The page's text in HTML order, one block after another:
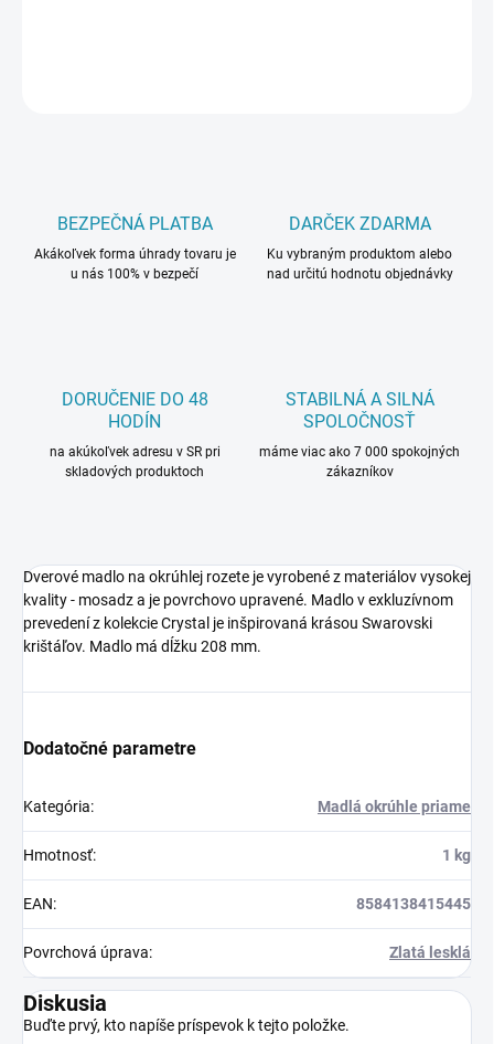
BEZPEČNÁ PLATBA
Akákoľvek forma úhrady tovaru je
u nás 100% v bezpečí
DARČEK ZDARMA
Ku vybraným produktom alebo
nad určitú hodnotu objednávky
DORUČENIE DO 48
HODÍN
na akúkoľvek adresu v SR pri
skladových produktoch
STABILNÁ A SILNÁ
SPOLOČNOSŤ
máme viac ako 7 000 spokojných
zákazníkov
Dverové madlo na okrúhlej rozete je vyrobené z materiálov vysokej
kvality - mosadz a je povrchovo upravené. Madlo v exkluzívnom
prevedení z kolekcie Crystal je inšpirovaná krásou Swarovski
krištáľov. Madlo má dĺžku 208 mm.
Dodatočné parametre
Kategória: Madlá okrúhle priame
Hmotnosť: 1 kg
EAN: 8584138415445
Povrchová úprava: Zlatá lesklá
Diskusia
Buďte prvý, kto napíše príspevok k tejto položke.